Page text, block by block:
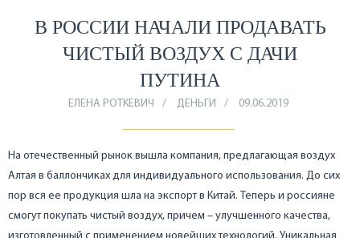
В РОССИИ НАЧАЛИ ПРОДАВАТЬ
ЧИСТЫЙ ВОЗДУХ С ДАЧИ
ПУТИНА
ЕЛЕНА РОТКЕВИЧ ДЕНЬГИ 09.06.2019
На отечественный рынок вышла компания, предлагающая воздух
Алтая в баллончиках для индивидуального использования. До сих
пор вся ее продукция шла на экспорт в Китай. Теперь и россияне
смогут покупать чистый воздух, причем – улучшенного качества,